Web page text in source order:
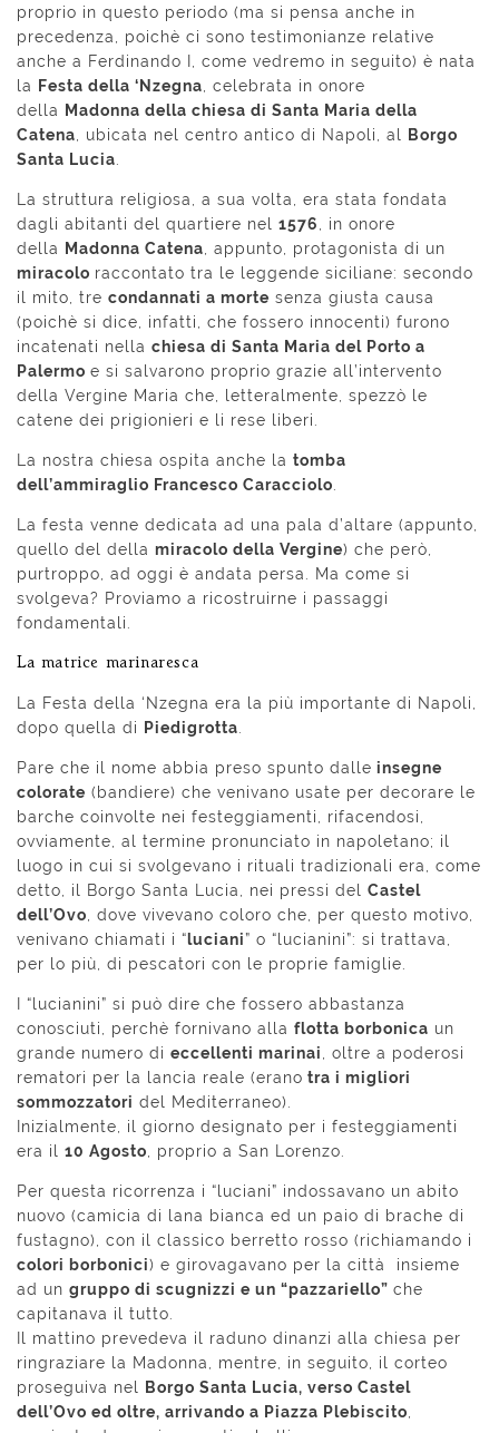
proprio in questo periodo (ma si pensa anche in
precedenza, poichè ci sono testimonianze relative
anche a Ferdinando I, come vedremo in seguito) è nata
la
Festa della ‘Nzegna , celebrata in onore
della
Madonna della chiesa di Santa Maria della
Catena , ubicata nel centro antico di Napoli, al
Borgo
Santa Lucia
La struttura religiosa, a sua volta, era stata fondata
dagli abitanti del quartiere nel 1576
, in onore
della
Madonna Catena , appunto, protagonista di un
miracolo raccontato tra le leggende siciliane: secondo
il mito, tre condannati a morte senza giusta causa
(poichè si dice, infatti, che fossero innocenti) furono
incatenati nella chiesa di Santa Maria del Porto a
Palermo e si salvarono proprio grazie all’intervento
della Vergine Maria che, letteralmente, spezzò le
catene dei prigionieri e li rese liberi.
La nostra chiesa ospita anche la tomba
dell’ammiraglio Francesco Caracciolo
La festa venne dedicata ad una pala d’altare (appunto,
quello del della miracolo della Vergine) che però,
purtroppo, ad oggi è andata persa. Ma come si
svolgeva? Proviamo a ricostruirne i passaggi
fondamentali.
La matrice marinaresca
La Festa della ‘Nzegna era la più importante di Napoli,
dopo quella di
Piedigrotta.
Pare che il nome abbia preso spunto dalle insegne
colorate (bandiere) che venivano usate per decorare le
barche coinvolte nei festeggiamenti, rifacendosi,
ovviamente, al termine pronunciato in napoletano; il
luogo in cui si svolgevano i rituali tradizionali era, come
detto, il Borgo Santa Lucia, nei pressi del Castel
dell’Ovo, dove vivevano coloro che, per questo motivo,
venivano chiamati i “luciani” o “lucianini”: si trattava,
per lo più, di pescatori con le proprie famiglie.
I “lucianini” si può dire che fossero abbastanza
conosciuti, perchè fornivano alla flotta borbonica un
grande numero di eccellenti marinai, oltre a poderosi
rematori per la lancia reale (erano tra i migliori
sommozzatori del Mediterraneo).
Inizialmente, il giorno designato per i festeggiamenti
era il 10 Agosto, proprio a San Lorenzo.
Per questa ricorrenza i “luciani” indossavano un abito
nuovo (camicia di lana bianca ed un paio di brache di
fustagno), con il classico berretto rosso (richiamando i
colori borbonici) e girovagavano per la città insieme
ad un gruppo di scugnizzi e un “pazzariello” che
capitanava il tutto.
Il mattino prevedeva il raduno dinanzi alla chiesa per
ringraziare la Madonna, mentre, in seguito, il corteo
proseguiva nel Borgo Santa Lucia, verso Castel
dell’Ovo ed oltre, arrivando a Piazza Plebiscito,